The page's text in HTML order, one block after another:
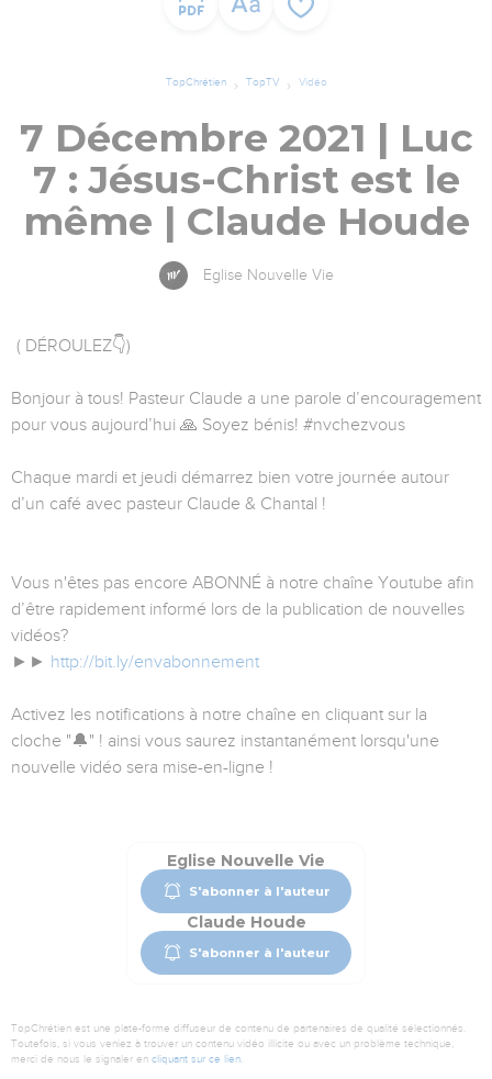
TopChrétien TopTV Vidéo
7 Décembre 2021 | Luc
7 : Jésus-Christ est le
même | Claude Houde
Eglise Nouvelle Vie
( DÉROULEZ👇)
Bonjour à tous! Pasteur Claude a une parole d’encouragement
pour vous aujourd’hui 🙏 Soyez bénis! #nvchezvous
Chaque mardi et jeudi démarrez bien votre journée autour
d’un café avec pasteur Claude & Chantal !
Vous n'êtes pas encore ABONNÉ à notre chaîne Youtube afin
d’être rapidement informé lors de la publication de nouvelles
vidéos?
►► http://bit.ly/envabonnement
Activez les notifications à notre chaîne en cliquant sur la
cloche "🔔" ! ainsi vous saurez instantanément lorsqu'une
nouvelle vidéo sera mise-en-ligne !
Eglise Nouvelle Vie
S'abonner à l'auteur
Claude Houde
S'abonner à l'auteur
TopChrétien est une plate-forme diffuseur de contenu de partenaires de qualité sélectionnés.
Toutefois, si vous veniez à trouver un contenu vidéo illicite ou avec un problème technique,
merci de nous le signaler en cliquant sur ce lien.